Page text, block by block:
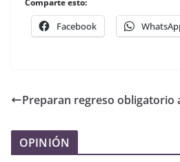
Facebook
Preparan regreso obligatorio
OPINIÓN